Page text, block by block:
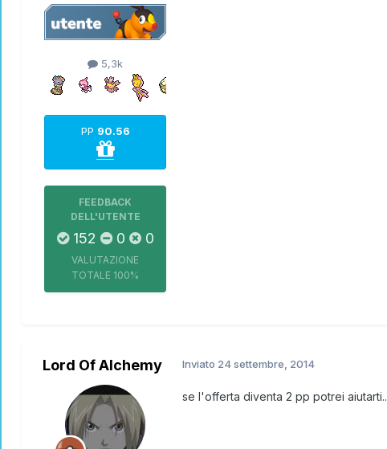
5,3k
PP 90.56
FEEDBACK
DELL'UTENTE
152 0 0
VALUTAZIONE
TOTALE 100%
Lord Of Alchemy Inviato 24 settembre, 2014
se l'offerta diventa 2 pp potrei aiutarti..